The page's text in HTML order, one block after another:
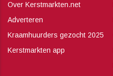
Over Kerstmarkten.net
Adverteren
Kraamhuurders gezocht 2025
Kerstmarkten app